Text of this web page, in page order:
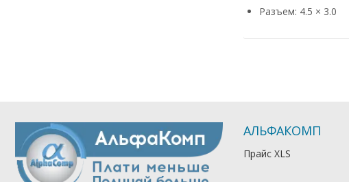
Разъем: 4.5 × 3.0
АЛЬФАКОМП
Прайс XLS